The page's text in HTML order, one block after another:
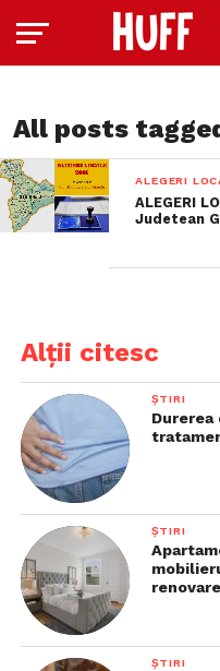
All posts
ALEGERI
ALEGERI
Judetean
Alții citesc
ȘTIRI
Durerea
ȘTIRI
renovare
ȘTIRI